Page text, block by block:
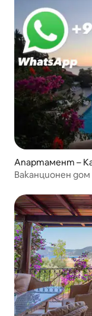
Апартамент –
Ваканционен дом с